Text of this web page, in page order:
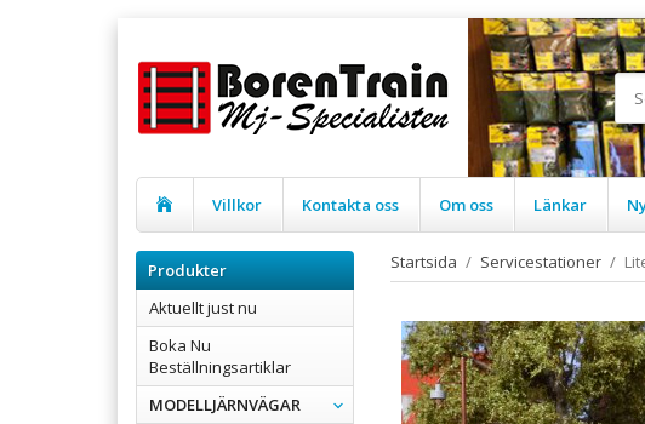
Villkor Kontakta oss Om oss Länkar
Produkter
Aktuellt just nu
Boka Nu
Beställningsartiklar
MODELLJÄRNVÄGAR
Startsida / Servicestationer /